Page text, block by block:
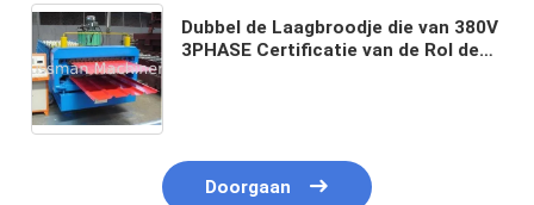
Dubbel de Laagbroodje die van 380V
3PHASE Certificatie van de Rol de
Doorgaan